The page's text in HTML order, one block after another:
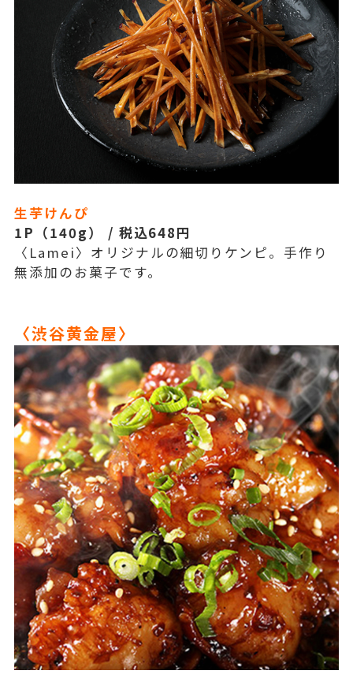
生芋けんぴ
1P（140g） / 税込648円
〈Lamei〉オリジナルの細切りケンピ。手作り
無添加のお菓子です。
〈渋谷黄金屋〉